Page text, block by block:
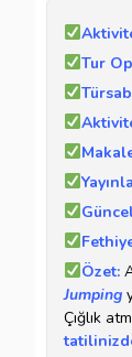
Tur
Özet:
Jumping
Çığlık